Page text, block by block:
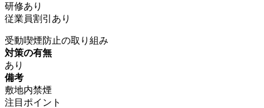
研修あり
従業員割引あり
受動喫煙防止の取り組み
対策の有無
あり
備考
敷地内禁煙
注目ポイント